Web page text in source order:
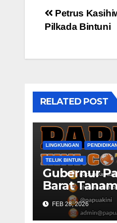
Post
Petrus
Pilkada Bintuni
RELATED POST
LINGKUNGAN
TELUK BINTUNI
Gubernur
Barat
Bersama
Academica
FEB 28, 2026